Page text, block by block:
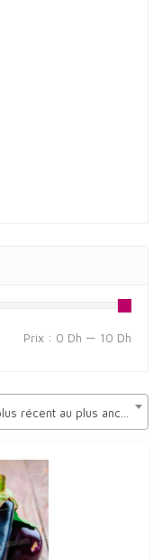
Prix : 0 Dh — 10 Dh